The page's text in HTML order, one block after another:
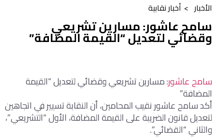
الأخبار > أخبار نقابية
سامح عاشور: مسارين تشريعي
وقضائي لتعديل “القيمة المضافة”
سامح عاشور: مسارين تشريعي وقضائي لتعديل “القيمة
المضافة”
أكد سامح عاشور نقيب المحامين، أن النقابة تسيير في اتجاهين
لتعديل قانون الضريبة على القيمة المضافة، الأول “التشريعي”،
والثاني “القضائي”.